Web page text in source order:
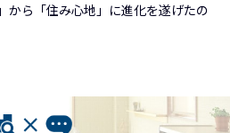
から「住み心地」に進化を遂げたの